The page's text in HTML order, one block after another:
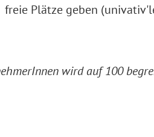
freie Plätze geben
wird auf 100